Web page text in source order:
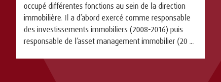
occupé différentes fonctions au sein de la direction
immobilière. Il a d’abord exercé comme responsable
des investissements immobiliers (2008-2016) puis
responsable de l’asset management immobilier (20 ...